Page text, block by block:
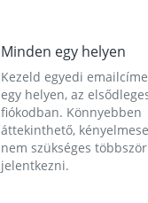
Minden egy helyen
Kezeld egyedi
egy helyen, az
fiókodban. Könnyebben
áttekinthető,
nem szükséges
jelentkezni.